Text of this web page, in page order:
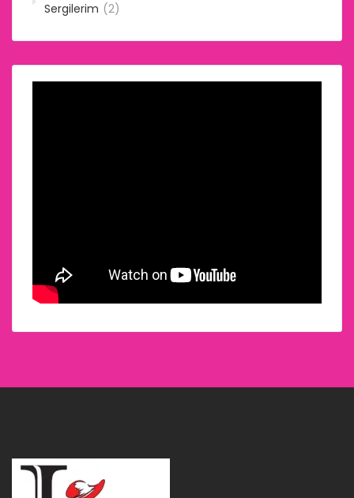
Sergilerim (2)